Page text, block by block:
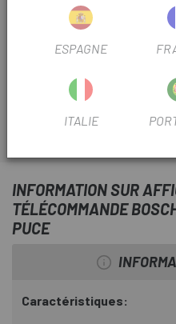
Derniers
Escapaprésente l'unité de
vélos électriques.
INFORMATION SUR
TÉLÉCOMMANDE
PUCE
Caractéristiques:
ESPAGNE
ITALIE